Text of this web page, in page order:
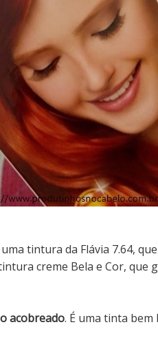
tintura da Flávia 7.64,
creme Bela e Cor, que
acobreado. É uma tinta